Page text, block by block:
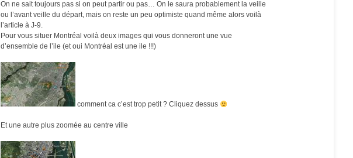
On ne sait toujours pas si on peut partir ou pas… On le saura probablement la veille
ou l’avant veille du départ, mais on reste un peu optimiste quand même alors voilà
l’article à J-9.
Pour vous situer Montréal voilà deux images qui vous donneront une vue
d’ensemble de l’ile (et oui Montréal est une ile !!!)
comment ca c’est trop petit ? Cliquez dessus
Et une autre plus zoomée au centre ville